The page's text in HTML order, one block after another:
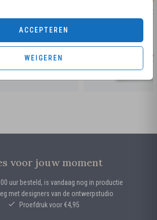
ACCEPTEREN
WEIGEREN
voor jouw moment
uur besteld, is vandaag nog in productie
met designers van de ontwerpstudio
Proefdruk voor €4,95